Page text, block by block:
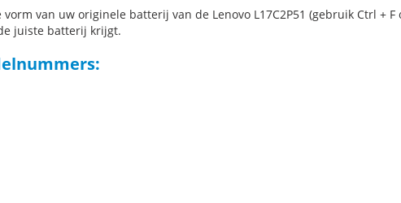
van uw originele batterij van de Lenovo L17C2P51 (gebruik Ctrl +
juiste batterij krijgt.